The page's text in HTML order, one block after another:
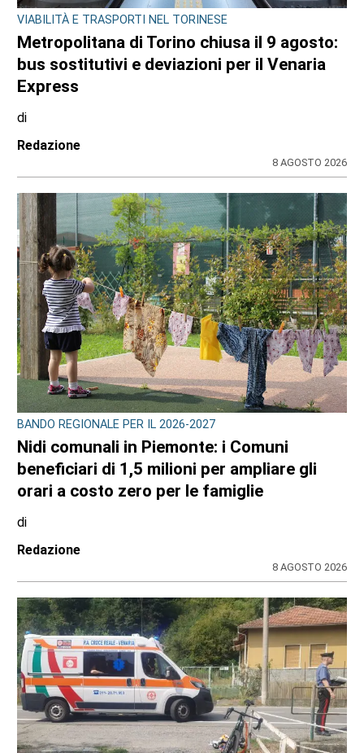
CONSIGLIO REGIONALE
Ambiente e conti pubblici al centro
dell’attività questa settimana in Consiglio
regionale
di
Redazione CRP
31 LUGLIO 2026
CONSIGLIO REGIONALE
A Palazzo Lascaris la mostra “Romano
Gazzera. Nel regno dei fiori giganti”
di
Redazione CRP
ULTIME NOTIZIE